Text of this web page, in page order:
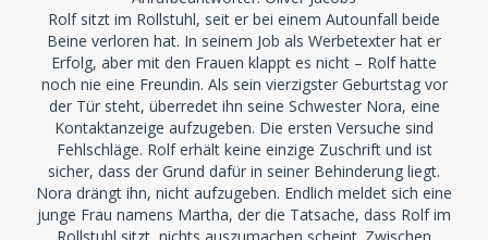
Rolf sitzt im Rollstuhl, seit er bei einem Autounfall beide
Beine verloren hat. In seinem Job als Werbetexter hat er
Erfolg, aber mit den Frauen klappt es nicht – Rolf hatte
noch nie eine Freundin. Als sein vierzigster Geburtstag vor
der Tür steht, überredet ihn seine Schwester Nora, eine
Kontaktanzeige aufzugeben. Die ersten Versuche sind
Fehlschläge. Rolf erhält keine einzige Zuschrift und ist
sicher, dass der Grund dafür in seiner Behinderung liegt.
Nora drängt ihn, nicht aufzugeben. Endlich meldet sich eine
junge Frau namens Martha, der die Tatsache, dass Rolf im